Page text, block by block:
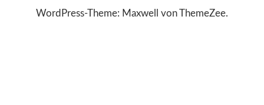
WordPress-Theme: Maxwell von ThemeZee.